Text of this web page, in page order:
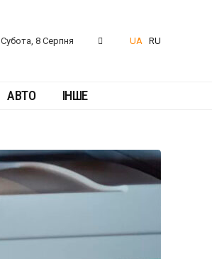
Субота, 8 Серпня UA RU
АВТО ІНШЕ